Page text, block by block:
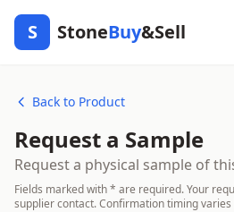
S StoneBuy&Sell
Back to Product
Request a Sample
Request a physical sample of
Fields marked with * are required. Your
supplier contact. Confirmation timing varies